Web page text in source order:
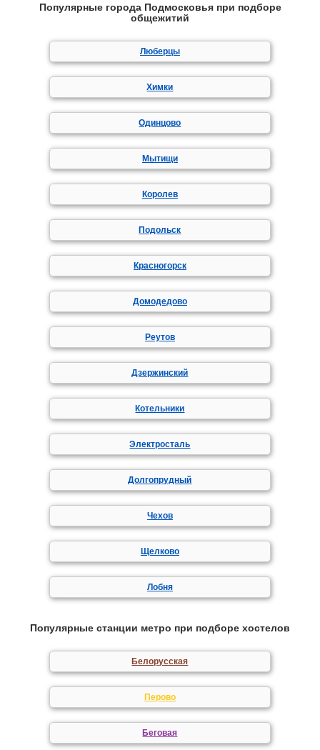
Популярные города Подмосковья при подборе
общежитий
Люберцы
Химки
Одинцово
Мытищи
Королев
Подольск
Красногорск
Домодедово
Реутов
Дзержинский
Котельники
Электросталь
Долгопрудный
Чехов
Щелково
Лобня
Популярные станции метро при подборе хостелов
Белорусская
Перово
Беговая